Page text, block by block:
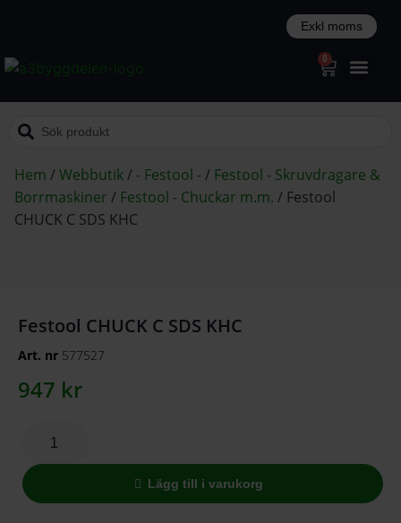
0
Hem /Webbutik/ - Festool -/ Festool - Skruvdragare &
Borrmaskiner / Festool - Chuckar m.m. / Festool
CHUCK C SDS KHC
Festool CHUCK C SDS KHC
Art. nr 577527
947 kr
Lägg till i varukorg